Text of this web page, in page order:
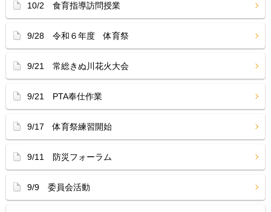
10/2 食育指導訪問授業
9/28 令和６年度 体育祭
9/21 常総きぬ川花火大会
9/21 PTA奉仕作業
9/17 体育祭練習開始
9/11 防災フォーラム
9/9 委員会活動